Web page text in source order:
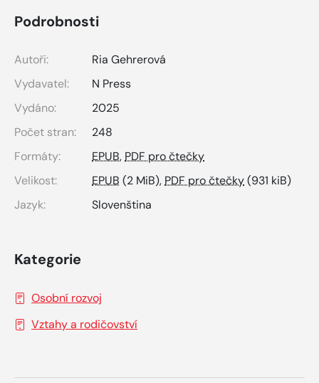
Podrobnosti
Autoři:
Ria Gehrerová
Vydavatel:
N Press
Vydáno:
2025
Počet stran:
248
Formáty:
EPUB, PDF pro čtečky
Velikost:
EPUB (2 MiB), PDF pro čtečky(931 kiB)
Jazyk:
Slovenština
Kategorie
Osobní rozvoj
Vztahy a rodičovství